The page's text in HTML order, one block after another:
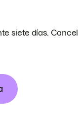
siete días.